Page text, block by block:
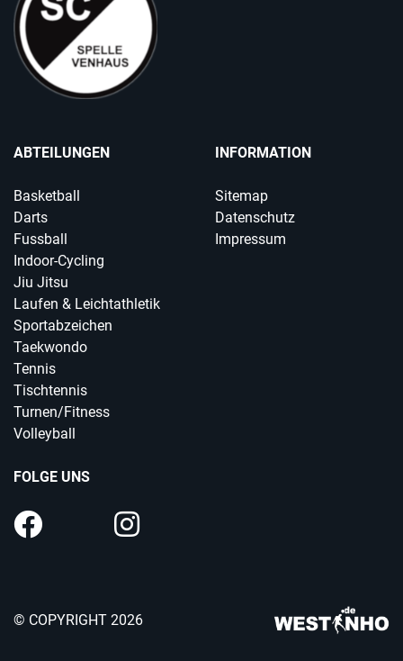
ABTEILUNGEN
Basketball
Darts
Fussball
Indoor-Cycling
Jiu Jitsu
Laufen & Leichtathletik
Sportabzeichen
Taekwondo
Tennis
Tischtennis
Turnen/Fitness
Volleyball
INFORMATION
Sitemap
Datenschutz
Impressum
FOLGE UNS
© COPYRIGHT 2026